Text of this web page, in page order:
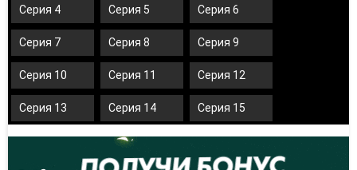
Серия 4 Серия 5 Серия 6
Серия 7 Серия 8 Серия 9
Серия 10 Серия 11 Серия 12
Серия 13 Серия 14 Серия 15